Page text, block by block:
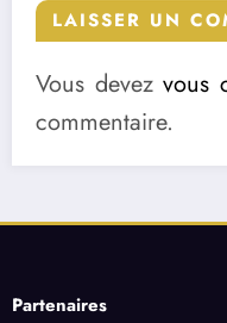
LAISSER UN
Vous devezvous
commentaire.
Partenaires